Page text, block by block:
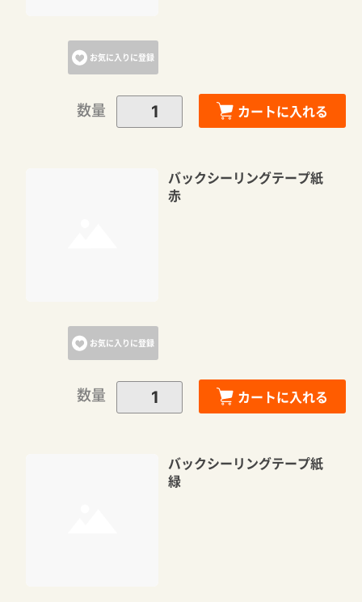
お気に入りに登録
数量 カートに入れる
お気に入りに登録
バックシーリングテープ紙
赤
数量 カートに入れる
バックシーリングテープ紙
緑